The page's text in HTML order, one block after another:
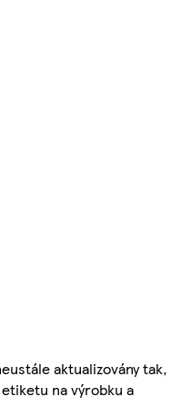
aktualizovány tak,
na výrobku a